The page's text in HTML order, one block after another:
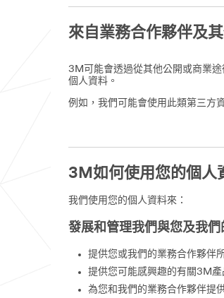
來自業務合作夥伴及
3M可能會透過從其他公開或商業
個人資料。
例如，我們可能會使用此類第三方
3M如何使用您的個人
我們使用您的個人資料來：
發展和管理我們與您及我
提供您或我們的業務合作夥伴
提供您可能感興趣的有關3M
為您和我們的業務合作夥伴提